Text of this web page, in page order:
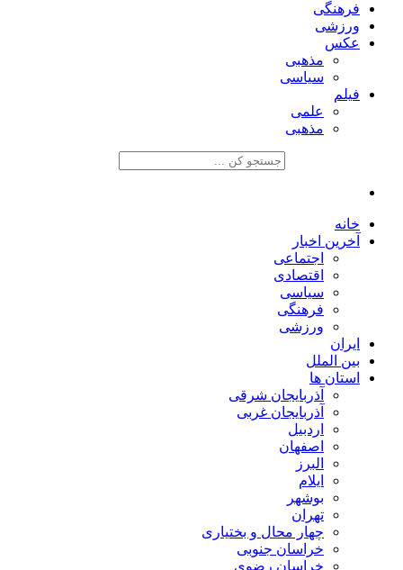
فرهنگی
ورزشی
عکس
مذهبی
سیاسی
فیلم
علمی
مذهبی
خانه
آخرین اخبار
اجتماعی
اقتصادی
سیاسی
فرهنگی
ورزشی
ایران
بین الملل
استان ها
آذربایجان شرقی
آذربایجان غربی
اردبیل
اصفهان
البرز
ایلام
بوشهر
تهران
چهار محال و بختیاری
خراسان جنوبی
خراسان رضوی